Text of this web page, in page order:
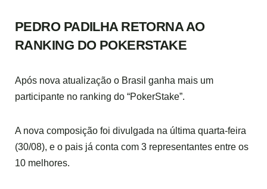
PEDRO PADILHA RETORNA AO
RANKING DO POKERSTAKE
Após nova atualização o Brasil ganha mais um
participante no ranking do “PokerStake”.
A nova composição foi divulgada na última quarta-feira
(30/08), e o pais já conta com 3 representantes entre os
10 melhores.